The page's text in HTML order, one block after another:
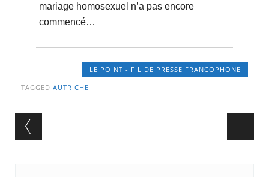
mariage homosexuel n’a pas encore
commencé…
LE POINT - FIL DE PRESSE FRANCOPHONE
TAGGEDAUTRICHE
Post navigation